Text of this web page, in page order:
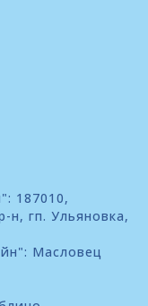
187010,
н, гп. Ульяновка,
Масловец